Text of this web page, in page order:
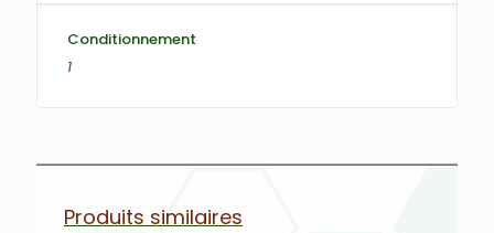
Conditionnement
1
Produits similaires